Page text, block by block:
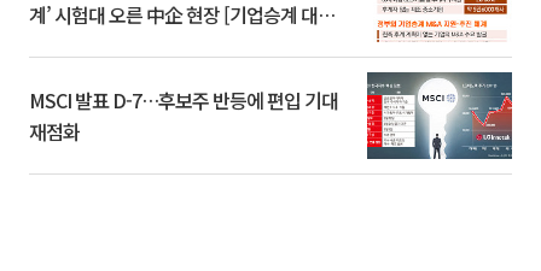
계’ 시험대 오른 中企 현장 [기업승계 대전
MSCI 발표 D-7…후보주 반등에 편입 기대
재점화